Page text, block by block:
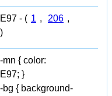
- ( 1 , 206 ,
)
mn { color:
}
bg { background-